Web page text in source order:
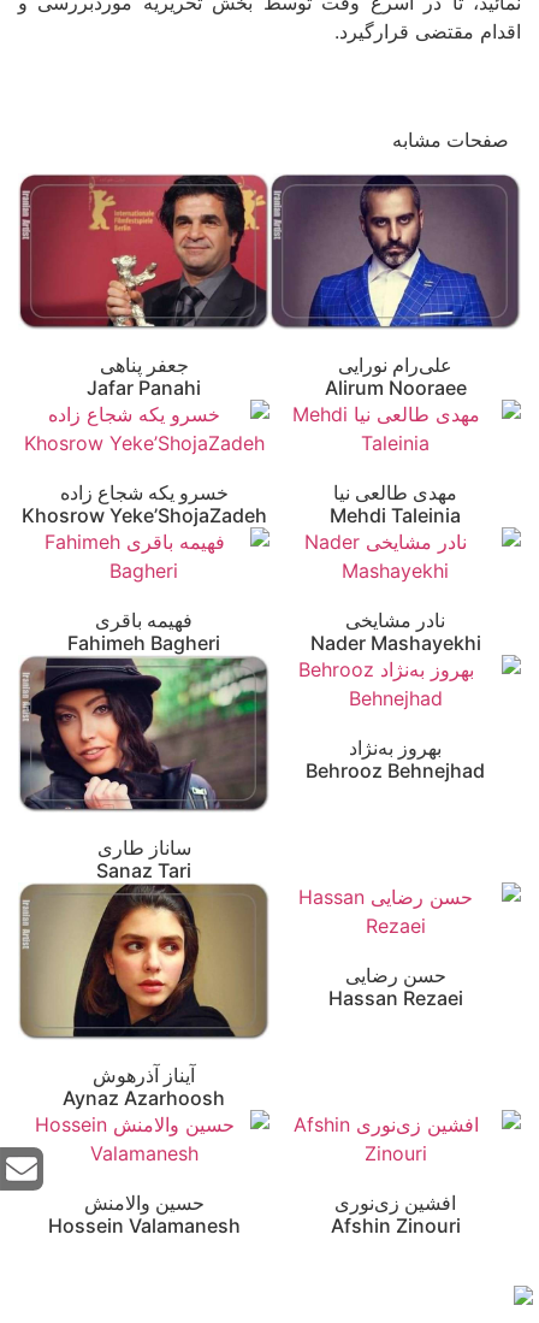
اقدام مقتضی قرارگیرد.
صفحات مشابه
علی‌رام نورایی
Alirum Nooraee
جعفر پناهی
Jafar Panahi
مهدی طالعی نیا
Mehdi Taleinia
خسرو یکه شجاع زاده
Khosrow Yeke’ShojaZadeh
نادر مشایخی
Nader Mashayekhi
فهیمه باقری
Fahimeh Bagheri
بهروز به‌نژاد
Behrooz Behnejhad
ساناز طاری
Sanaz Tari
حسن رضایی
Hassan Rezaei
آیناز آذرهوش
Aynaz Azarhoosh
افشین زی‌نوری
Afshin Zinouri
حسین والامنش
Hossein Valamanesh